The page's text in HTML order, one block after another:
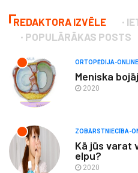
REDAKTORA IZVĒLE
POPULĀRĀKAS POSTS
ORTOPĒDIJA-ONLINE
Meniska
2020
ZOBĀRSTNIECĪBA-
Kā jūs varat
elpu?
2020